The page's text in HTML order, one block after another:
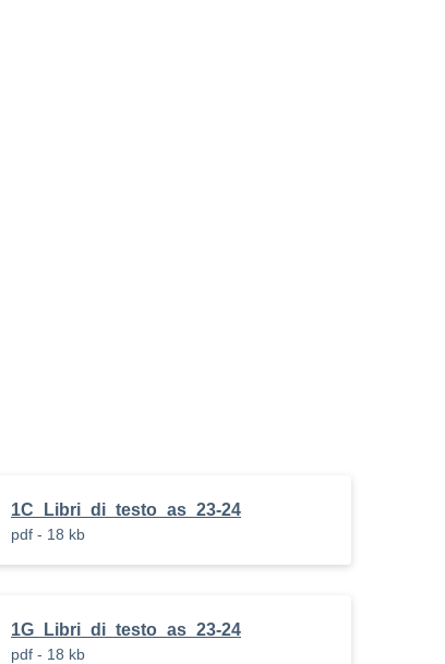
1C_Libri_di_testo_as_23-24
pdf - 18 kb
1G_Libri_di_testo_as_23-24
pdf - 18 kb